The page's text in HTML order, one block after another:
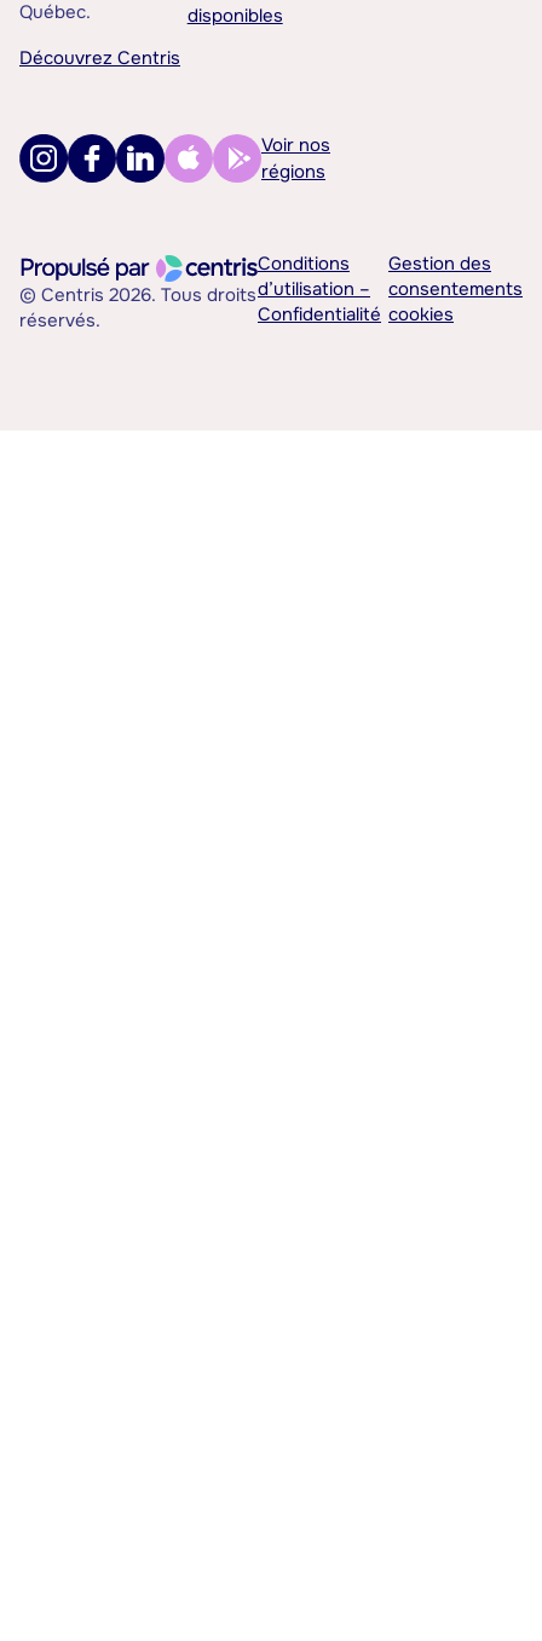
Québec.
Découvrez Centris
disponibles
Voir nos
régions
© Centris 2026. Tous droits
réservés.
Conditions
d’utilisation –
Confidentialité
Gestion des
consentements
cookies